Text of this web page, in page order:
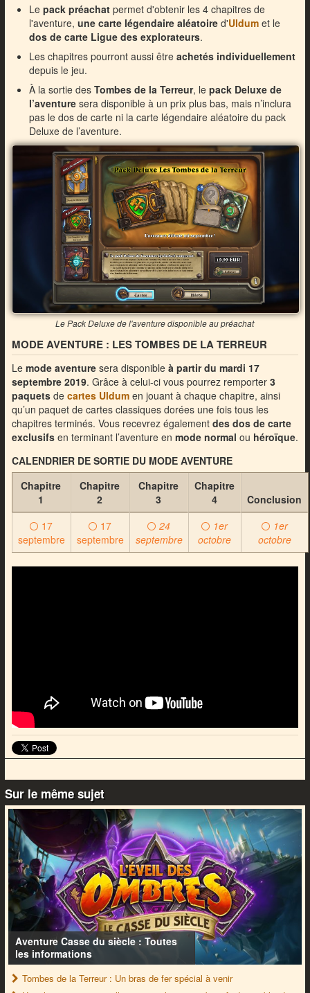
Le pack préachatpermet d'obtenir les 4 chapitres de
l'aventure, une carte légendaire aléatoired'Uldumet le
dos de carte Ligue des explorateurs.
Les chapitres pourront aussi être achetés individuellement
depuis le jeu.
À la sortie des Tombes de la Terreur, le pack Deluxe de
l’aventuresera disponible à un prix plus bas, mais n’inclura
pas le dos de carte ni la carte légendaire aléatoire du pack
Deluxe de l’aventure.
Le Pack Deluxe de l'aventure disponible au préachat
MODE AVENTURE : LES TOMBES DE LA TERREUR
Le mode aventuresera disponible à partir du mardi 17
septembre 2019. Grâce à celui-ci vous pourrez remporter 3
paquetsde cartes Uldumen jouant à chaque chapitre, ainsi
qu’un paquet de cartes classiques dorées une fois tous les
chapitres terminés. Vous recevrez également des dos de carte
exclusifsen terminant l’aventure en mode normal ou héroïque.
CALENDRIER DE SORTIE DU MODE AVENTURE
Chapitre
1
Chapitre
2
Chapitre
3
Chapitre
4
Conclusion
17
septembre
17
septembre
24
septembre
1er
octobre
1er
octobre
Sur le même sujet
Aventure Casse du siècle : Toutes
les informations
Tombes de la Terreur : Un bras de fer spécial à venir